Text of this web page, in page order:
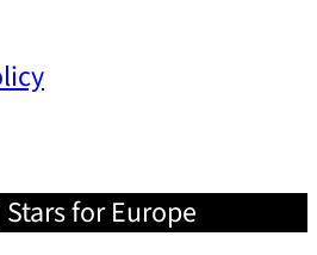
for Europe